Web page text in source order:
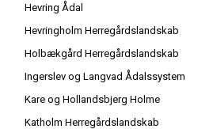
Hevring Ådal
Hevringholm Herregårdslandskab
Holbækgård Herregårdslandskab
Ingerslev og Langvad Ådalssystem
Kare og Hollandsbjerg Holme
Katholm Herregårdslandskab